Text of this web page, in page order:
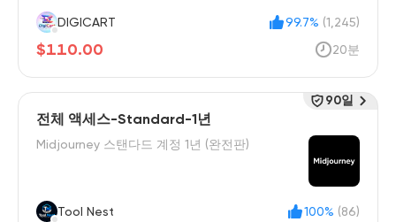
DIGICART 99.7% (1,245)
$110.00 20분
전체 액세스-Standard-1년
Midjourney 스탠다드 계정 1년 (완전판)
Tool Nest 100% (86)
90일